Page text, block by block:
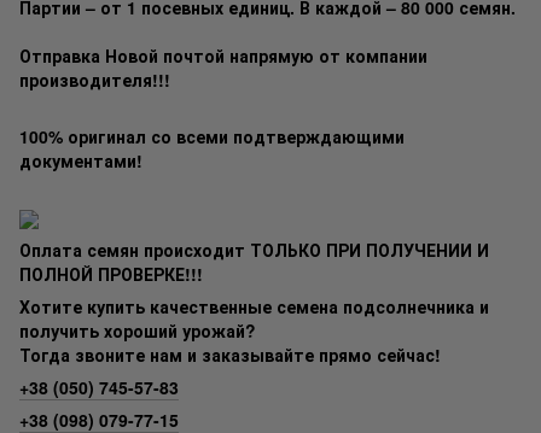
Партии – от 1 посевных единиц. В каждой – 80 000 семян.
Отправка Новой почтой напрямую от компании
производителя!!!
100% оригинал со всеми подтверждающими
документами!
Оплата семян происходит ТОЛЬКО ПРИ ПОЛУЧЕНИИ И
ПОЛНОЙ ПРОВЕРКЕ!!!
Хотите купить качественные семена подсолнечника и
получить хороший урожай?
Тогда звоните нам и заказывайте прямо сейчас!
+38 (050) 745-57-83
+38 (098) 079-77-15